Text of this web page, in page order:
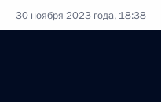
30 ноября 2023 года, 18:38